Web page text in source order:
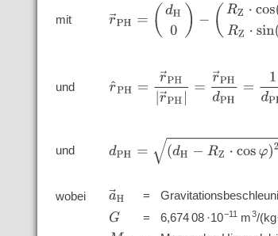
mit
(d H0) −( cos(φ RZ⋅
und
PH|r→ |=r→ H
und
PH=(dH−RZ⋅cosφ)2+(
wobei a→ =
G
= 6,674 08 ·10−11 m3/